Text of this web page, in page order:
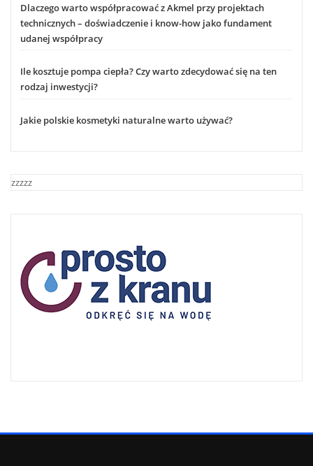
Dlaczego warto współpracować z Akmel przy projektach
technicznych – doświadczenie i know-how jako fundament
udanej współpracy
Ile kosztuje pompa ciepła? Czy warto zdecydować się na ten
rodzaj inwestycji?
Jakie polskie kosmetyki naturalne warto używać?
zzzzz